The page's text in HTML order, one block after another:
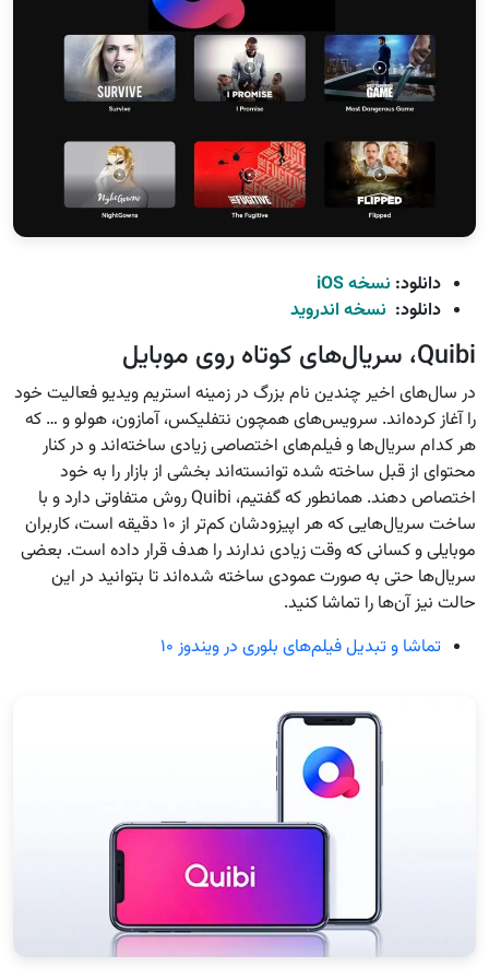
دانلود: نسخه iOS
دانلود: نسخه اندروید
Quibi، سریال‌های کوتاه روی موبایل
در سال‌های اخیر چندین نام بزرگ در زمینه استریم ویدیو فعالیت خود
را آغاز کرده‌اند. سرویس‌های همچون نتفلیکس، آمازون، هولو و … که
هر کدام سریال‌ها و فیلم‌های اختصاصی زیادی ساخته‌اند و در کنار
محتوای از قبل ساخته شده توانسته‌اند بخشی از بازار را به خود
اختصاص دهند. همانطور که گفتیم، Quibi روش متفاوتی دارد و با
ساخت سریال‌هایی که هر اپیزودشان کم‌تر از ۱۰ دقیقه است، کاربران
موبایلی و کسانی که وقت زیادی ندارند را هدف قرار داده است. بعضی
سریال‌ها حتی به صورت عمودی ساخته شده‌اند تا بتوانید در این
حالت نیز آن‌ها را تماشا کنید.
تماشا و تبدیل فیلم‌های بلوری در ویندوز ۱۰